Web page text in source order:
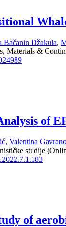
Bačanin Džakula,
Materials &
of
, Valentina
studije
of